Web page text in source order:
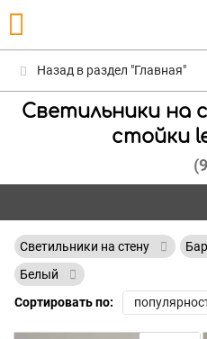
Назад в раздел "Главная"
Светильники на
стойки
Светильники на стену
Белый
Сортировать по: